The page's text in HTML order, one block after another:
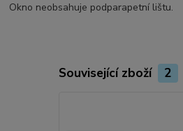
Okno neobsahuje podparapetní lištu.
Související zboží 2